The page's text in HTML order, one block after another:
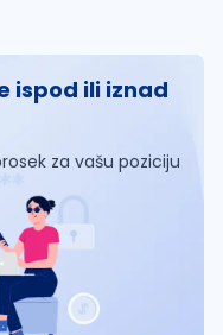
ispod ili iznad
za vašu poziciju